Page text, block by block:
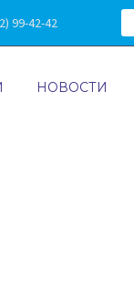
99-42-42
НОВОСТИ